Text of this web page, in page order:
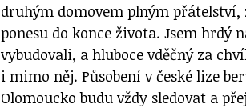
druhým domovem plným
ponesu do konce života. Jsem hrdý
vybudovali, a hluboce vděčný za
i mimo něj. Působení v české lize
Olomoucko budu vždy sledovat a